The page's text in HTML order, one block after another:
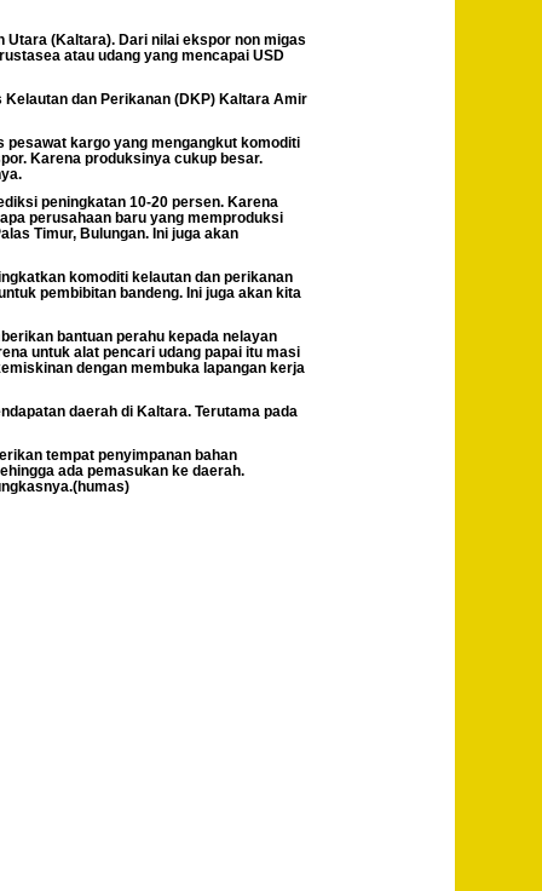
Utara (Kaltara). Dari nilai ekspor non migas
atau udang yang mencapai USD
dan Perikanan (DKP) Kaltara Amir
kargo yang mengangkut komoditi
Karena produksinya cukup besar.
peningkatan 10-20 persen. Karena
perusahaan baru yang memproduksi
Timur, Bulungan. Ini juga akan
komoditi kelautan dan perikanan
pembibitan bandeng. Ini juga akan kita
bantuan perahu kepada nelayan
untuk alat pencari udang papai itu masi
dengan membuka lapangan kerja
daerah di Kaltara. Terutama pada
tempat penyimpanan bahan
ada pemasukan ke daerah.